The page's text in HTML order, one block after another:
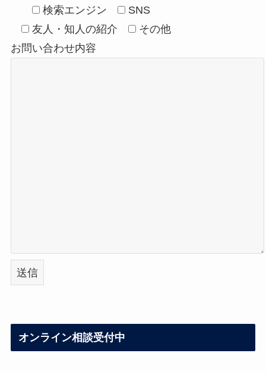
検索エンジン
SNS
友人・知人の紹介
その他
お問い合わせ内容
オンライン相談受付中